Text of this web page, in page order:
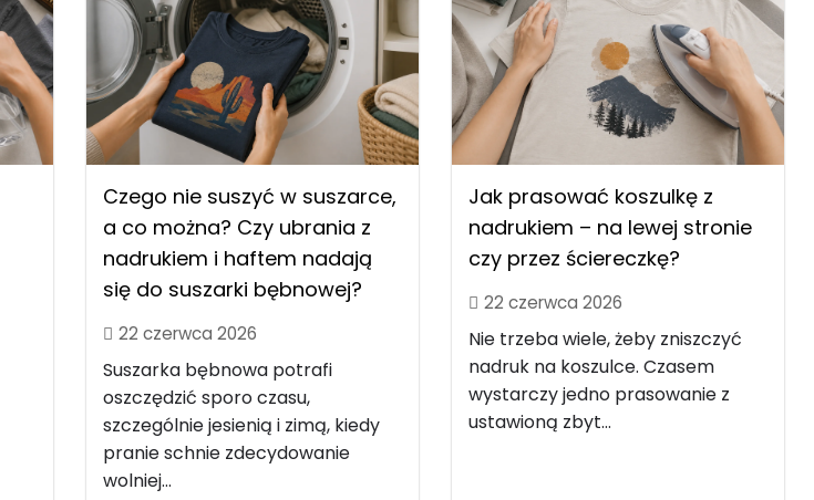
Czego nie suszyć w suszarce,
a co można? Czy ubrania z
nadrukiem i haftem nadają
się do suszarki bębnowej?
22 czerwca 2026
Suszarka bębnowa potrafi
oszczędzić sporo czasu,
szczególnie jesienią i zimą, kiedy
pranie schnie zdecydowanie
wolniej...
Jak prasować koszulkę z
nadrukiem – na lewej stronie
czy przez ściereczkę?
22 czerwca 2026
Nie trzeba wiele, żeby zniszczyć
nadruk na koszulce. Czasem
wystarczy jedno prasowanie z
ustawioną zbyt...